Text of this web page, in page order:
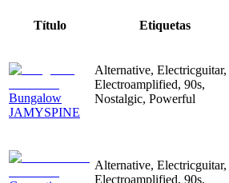
Título Etiquetas
Bungalow
JAMYSPINE
Alternative, Electricguitar,
Electroamplified, 90s,
Nostalgic, Powerful
Alternative, Electricguitar,
Electroamplified, 90s,